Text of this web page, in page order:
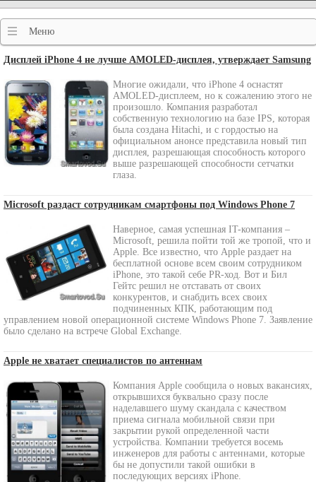
Меню
Дисплей iPhone 4 не лучше AMOLED-дисплея, утверждает Samsung
Многие ожидали, что iPhone 4 оснастят
AMOLED-дисплеем, но к сожалению этого не
произошло. Компания разработал
собственную технологию на базе IPS, которая
была создана Hitachi, и с гордостью на
официальном анонсе представила новый тип
дисплея, разрешающая способность которого
выше разрешающей способности сетчатки
глаза.
Microsoft раздаст сотрудникам смартфоны под Windows Phone 7
Наверное, самая успешная IT-компания –
Microsoft, решила пойти той же тропой, что и
Apple. Все известно, что Apple раздает на
бесплатной основе всем своим сотрудником
iPhone, это такой себе PR-ход. Вот и Бил
Гейтс решил не отставать от своих
конкурентов, и снабдить всех своих
подчиненных КПК, работающим под
управлением новой операционной системе Windows Phone 7. Заявление
было сделано на встрече Global Exchange.
Apple не хватает специалистов по антеннам
Компания Apple сообщила о новых вакансиях,
открывшихся буквально сразу после
наделавшего шуму скандала с качеством
приема сигнала мобильной связи при
закрытии рукой определенной части
устройства. Компании требуется восемь
инженеров для работы с антеннами, которые
бы не допустили такой ошибки в
последующих версиях iPhone.